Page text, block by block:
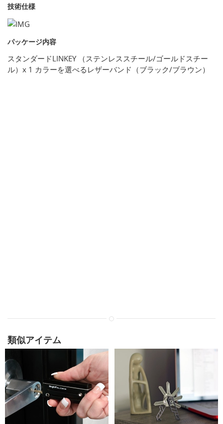
技術仕様
パッケージ内容
スタンダードLINKEY （ステンレススチール/ゴールドスチー
ル）x 1 カラーを選べるレザーバンド（ブラック/ブラウン）
類似アイテム